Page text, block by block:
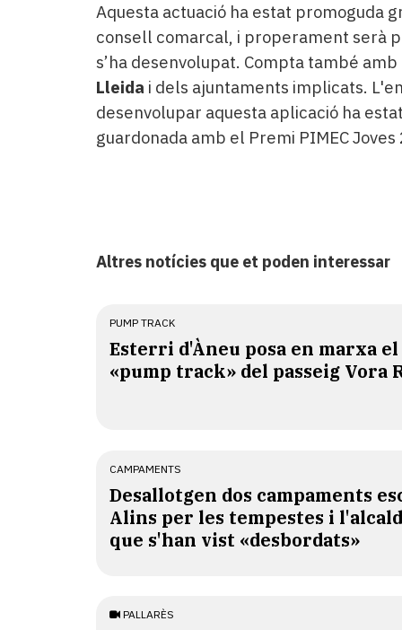
​Aquesta actuació ha estat promoguda
consell comarcal, i properament serà
s’ha desenvolupat. Compta també
Lleida i dels ajuntaments implicats.
desenvolupar aquesta aplicació ha
guardonada amb el Premi PIMEC Joves
Altres notícies que et poden interessar
PUMP TRACK
Esterri d'Àneu posa en marxa
«pump track» del passeig Vora
CAMPAMENTS
​Desallotgen dos campaments
Alins per les tempestes i
que s'han vist «desbordats»
PALLARÈS